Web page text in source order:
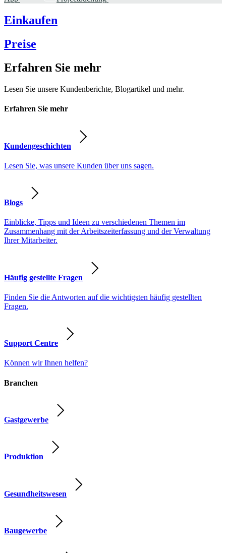
Einkaufen
Preise
Erfahren Sie mehr
Lesen Sie unsere Kundenberichte, Blogartikel und mehr.
Erfahren Sie mehr
Kundengeschichten
Lesen Sie, was unsere Kunden über uns sagen.
Blogs
Einblicke, Tipps und Ideen zu verschiedenen Themen im
Zusammenhang mit der Arbeitszeiterfassung und der Verwaltung
Ihrer Mitarbeiter.
Häufig gestellte Fragen
Finden Sie die Antworten auf die wichtigsten häufig gestellten
Fragen.
Support Centre
Können wir Ihnen helfen?
Branchen
Gastgewerbe
Produktion
Gesundheitswesen
Baugewerbe